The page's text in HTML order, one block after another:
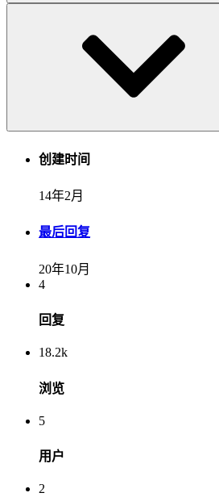
创建时间
14年2月
最后回复
20年10月
4
回复
18.2k
浏览
5
用户
2